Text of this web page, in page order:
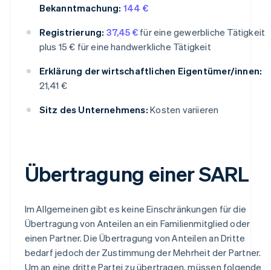
Bekanntmachung: 144 €
Registrierung: 37,45 €für eine gewerbliche Tätigkeit
plus 15 € für eine handwerkliche Tätigkeit
Erklärung der wirtschaftlichen Eigentümer/innen:
21,41 €
Sitz des Unternehmens: Kosten variieren
Übertragung einer SARL
Im Allgemeinen gibt es keine Einschränkungen für die
Übertragung von Anteilen an ein Familienmitglied oder
einen Partner. Die Übertragung von Anteilen an Dritte
bedarf jedoch der Zustimmung der Mehrheit der Partner.
Um an eine dritte Partei zu übertragen, müssen folgende